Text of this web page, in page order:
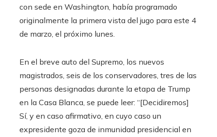
con sede en Washington, había programado
originalmente la primera vista del jugo para este 4
de marzo, el próximo lunes.
En el breve auto del Supremo, los nuevos
magistrados, seis de los conservadores, tres de las
personas designadas durante la etapa de Trump
en la Casa Blanca, se puede leer: “[Decidiremos]
Sí, y en caso afirmativo, en cuyo caso un
expresidente goza de inmunidad presidencial en